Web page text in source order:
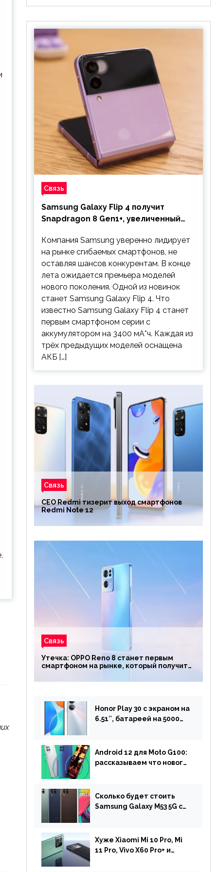
Связь
Samsung Galaxy Flip 4 получит
Snapdragon 8 Gen1+, увеличенный
дешевле предшественника
Компания Samsung уверенно лидирует
на рынке сгибаемых смартфонов, не
оставляя шансов конкурентам. В конце
лета ожидается премьера моделей
нового поколения. Одной из новинок
станет Samsung Galaxy Flip 4. Что
известно Samsung Galaxy Flip 4 станет
первым смартфоном серии с
аккумулятором на 3400 мА*ч. Каждая из
трёх предыдущих моделей оснащена
АКБ […]
Связь
CEO Redmi тизерит выход смартфонов
Redmi Note 12
Связь
Утечка: OPPO Reno 8 станет первым
смартфоном на рынке, который получит
Honor Play 30 с экраном на
6.51″, батареей на 5000
Android 12 для Moto G100:
рассказываем что нового
Сколько будет стоить
Samsung Galaxy M53 5G с
Европе
Хуже Xiaomi Mi 10 Pro, Mi
11 Pro, Vivo X60 Pro+ и